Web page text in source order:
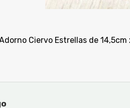
Ciervo Estrellas de